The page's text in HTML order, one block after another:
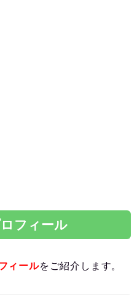
フィール
ィールをご紹介します。